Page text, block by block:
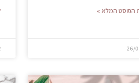
הפוסט המלא »
26/